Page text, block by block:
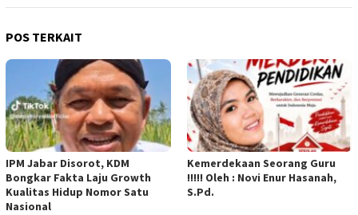
POS TERKAIT
IPM Jabar Disorot, KDM
Bongkar Fakta Laju Growth
Kualitas Hidup Nomor Satu
Nasional
Kemerdekaan Seorang Guru
!!!!! Oleh : Novi Enur Hasanah,
S.Pd.